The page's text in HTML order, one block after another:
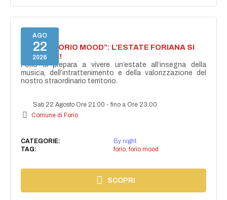
AGO
22
2026
NASCE “FORIO MOOD”: L’ESTATE FORIANA SI
ACCENDE!
Forio si prepara a vivere un’estate all’insegna della
musica, dell’intrattenimento e della valorizzazione del
nostro straordinario territorio.
Sab 22 Agosto Ore 21:00 -fino a Ore 23:00
Comune di Forio
CATEGORIE:
By night
TAG:
forio, forio mood
SCOPRI